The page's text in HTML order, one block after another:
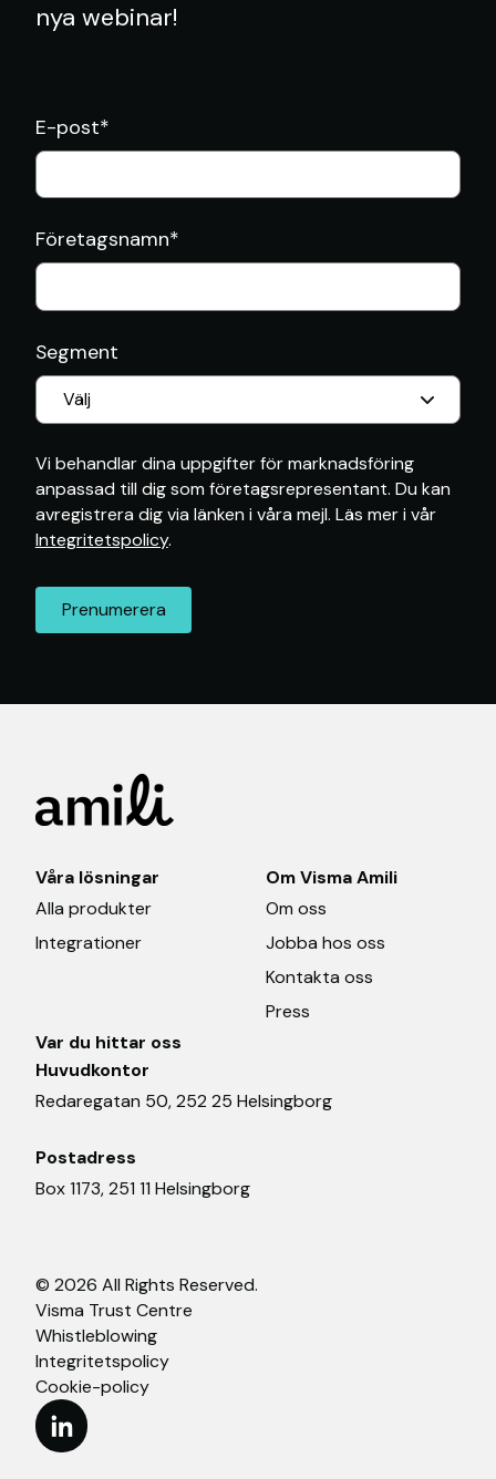
nya webinar!
E-post*
Företagsnamn*
Segment
Vi behandlar dina uppgifter för marknadsföring
anpassad till dig som företagsrepresentant. Du kan
avregistrera dig via länken i våra mejl. Läs mer i vår
Integritetspolicy.
Våra lösningar
Alla produkter
Integrationer
Om Visma Amili
Om oss
Jobba hos oss
Kontakta oss
Press
Var du hittar oss
Huvudkontor
Redaregatan 50, 252 25 Helsingborg
Postadress
Box 1173, 251 11 Helsingborg
© 2026 All Rights Reserved.
Visma Trust Centre
Whistleblowing
Integritetspolicy
Cookie-policy